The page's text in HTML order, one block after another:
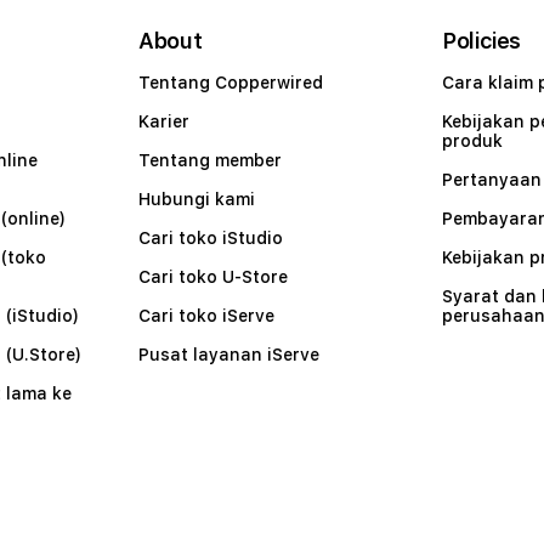
lama ke
About
Tentang Copperwired
Karier
Tentang member
Hubungi kami
Cari toko iStudio
Cari toko U-Store
Cari toko iServe
Pusat layanan iServe
Policies
Cara klaim
Kebijakan
produk
Pertanyaan
Kebijakan
Syarat dan
perusahaan